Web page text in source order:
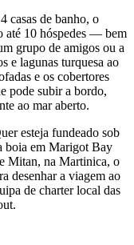
casas de banho, o
10 hóspedes — bem
grupo de amigos ou a
e lagunas turquesa ao
e os cobertores
pode subir a bordo,
ao mar aberto.
esteja fundeado sob
boia em Marigot Bay
Mitan, na Martinica, o
desenhar a viagem ao
de charter local das